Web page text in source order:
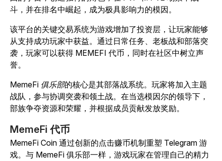
斗，并在排名中崛起，成为极具影响力的模因。
该平台的关键交易系统为游戏增加了投资层，让玩家能够
从支持成功玩家中获益。通过日常任务、老板战和部落突
袭，玩家可以获得 MEMEFI 代币，同时在社区中树立声
誉。
MemeFi 俱乐部的核心是其部落战系统。玩家将加入主题
战队，参与协调突袭和领土战。在当选模因尔的领导下，
部族争夺资源和荣耀，并根据成员贡献发放奖励。
MemeFi 代币
MemeFi Coin 通过创新的点击赚币机制重塑 Telegram 游
戏。与 MemeFi 俱乐部一样，游戏玩家在管理自己的精力